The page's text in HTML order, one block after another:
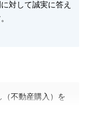
対して誠実に答え
不動産購入）を